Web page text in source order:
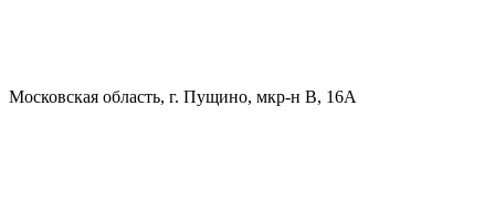
Московская область, г. Пущино, мкр-н В, 16А